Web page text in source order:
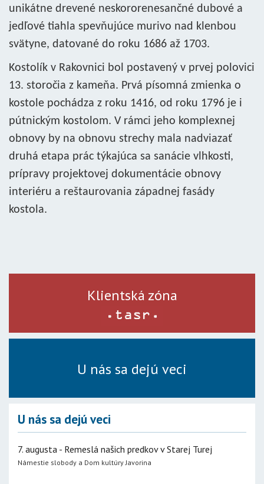
unikátne drevené neskororenesančné dubové a
jedľové tiahla spevňujúce murivo nad klenbou
svätyne, datované do roku 1686 až 1703.
Kostolík v Rakovnici bol postavený v prvej polovici
13. storočia z kameňa. Prvá písomná zmienka o
kostole pochádza z roku 1416, od roku 1796 je i
pútnickým kostolom. V rámci jeho komplexnej
obnovy by na obnovu strechy mala nadviazať
druhá etapa prác týkajúca sa sanácie vlhkosti,
prípravy projektovej dokumentácie obnovy
interiéru a reštaurovania západnej fasády
kostola.
Klientská zóna
U nás sa dejú veci
U nás sa dejú veci
7. augusta - Remeslá našich predkov v Starej Turej
Námestie slobody a Dom kultúry Javorina